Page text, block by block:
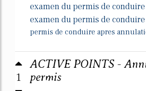
examen du permis de conduire
examen du permis de conduire
permis de conduire apres
1
ACTIVE POINTS -
permis